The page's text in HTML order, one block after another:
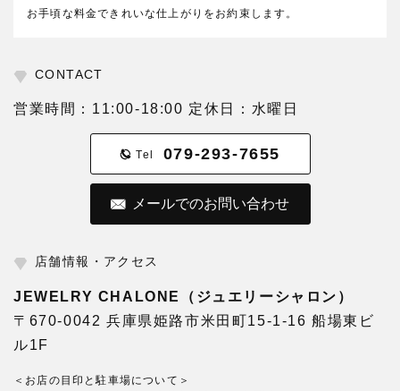
お手頃な料金できれいな仕上がりをお約束します。
CONTACT
営業時間：11:00-18:00 定休日：水曜日
Tel 079-293-7655
メールでのお問い合わせ
店舗情報・アクセス
JEWELRY CHALONE（ジュエリーシャロン）
〒670-0042 兵庫県姫路市米田町15-1-16 船場東ビ
ル1F
＜お店の目印と駐車場について＞